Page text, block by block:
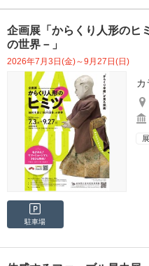
企画展「からくり人形のヒ
の世界－」
2026年7月3日(金)～9月27日(日)
カ
駐車場